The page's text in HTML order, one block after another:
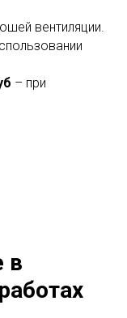
вентиляции.
– при
в